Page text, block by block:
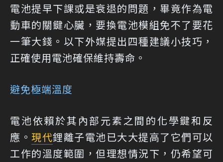
電池提早下課或是衰退的問題，畢竟作為電
動車的關鍵心臟，要換電池模組免不了要花
一筆大錢。以下外媒提出四種建議小技巧，
正確使用電池確保維持壽命。
避免極端溫度
電池依賴於其內部元素之間的化學鍵和反
應。 現代鋰離子電池已大大提高了它們可以
工作的溫度範圍，但理想情況下，仍希望可